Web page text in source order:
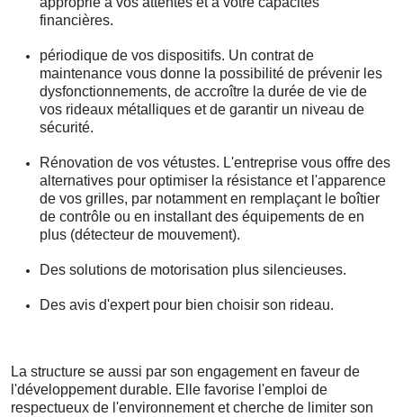
financières.
périodique de vos dispositifs. Un contrat de
maintenance vous donne la possibilité de prévenir les
dysfonctionnements, de accroître la durée de vie de
vos rideaux métalliques et de garantir un niveau de
sécurité.
Rénovation de vos vétustes. L'entreprise vous offre des
alternatives pour optimiser la résistance et l'apparence
de vos grilles, par notamment en remplaçant le boîtier
de contrôle ou en installant des équipements de en
plus (détecteur de mouvement).
Des solutions de motorisation plus silencieuses.
Des avis d'expert pour bien choisir son rideau.
La structure se aussi par son engagement en faveur de
l'développement durable. Elle favorise l'emploi de
respectueux de l'environnement et cherche de limiter son